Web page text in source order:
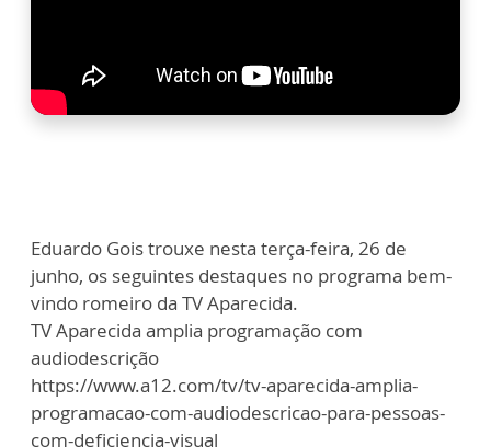
Eduardo Gois trouxe nesta terça-feira, 26 de
junho, os seguintes destaques no programa bem-
vindo romeiro da TV Aparecida.
TV Aparecida amplia programação com
audiodescrição
https://www.a12.com/tv/tv-aparecida-amplia-
programacao-com-audiodescricao-para-pessoas-
com-deficiencia-visual